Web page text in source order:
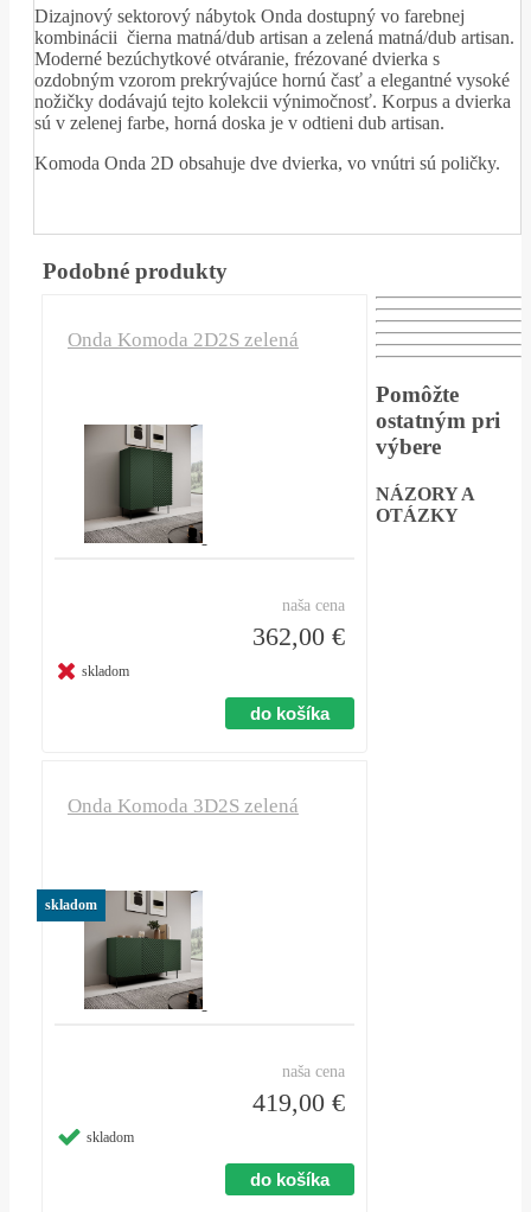
Dizajnový sektorový nábytok Onda dostupný vo farebnej
kombinácii čierna matná/dub artisan a zelená matná/dub artisan.
Moderné bezúchytkové otváranie, frézované dvierka s
ozdobným vzorom prekrývajúce hornú časť a elegantné vysoké
nožičky dodávajú tejto kolekcii výnimočnosť. Korpus a dvierka
sú v zelenej farbe, horná doska je v odtieni dub artisan.
Komoda Onda 2D obsahuje dve dvierka, vo vnútri sú poličky.
Podobné produkty
Onda Komoda 2D2S zelená
naša cena
362,00 €
skladom
Onda Komoda 3D2S zelená
naša cena
419,00 €
skladom
skladom
Pomôžte
ostatným pri
výbere
NÁZORY A
OTÁZKY